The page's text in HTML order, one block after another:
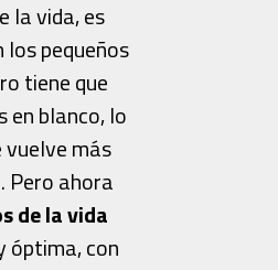
la vida, es
los pequeños
tiene que
en blanco, lo
vuelve más
ahora
de la vida
óptima, con